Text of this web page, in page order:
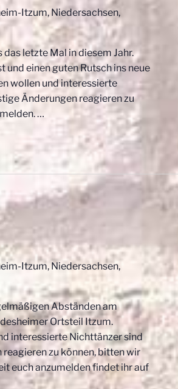
Itzum, Niedersachsen,
letzte Mal in diesem Jahr.
und einen guten Rutsch ins neue
wollen und interessierte
Änderungen reagieren zu
…
Itzum, Niedersachsen,
Abständen am
Ortsteil Itzum.
interessierte Nichttänzer sind
zu können, bitten wir
euch anzumelden findet ihr auf